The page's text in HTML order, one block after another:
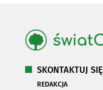
SKONTAKTUJ SIĘ
REDAKCJA